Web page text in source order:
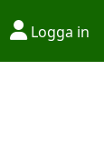
Logga in